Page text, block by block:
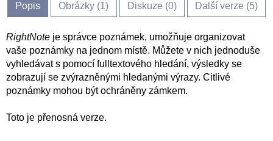
Popis Obrázky (1) Diskuze (0) Další verze (5)
RightNote je správce poznámek, umožňuje organizovat
vaše poznámky na jednom místě. Můžete v nich jednoduše
vyhledávat s pomocí fulltextového hledání, výsledky se
zobrazují se zvýrazněnými hledanými výrazy. Citlivé
poznámky mohou být ochráněny zámkem.
Toto je přenosná verze.